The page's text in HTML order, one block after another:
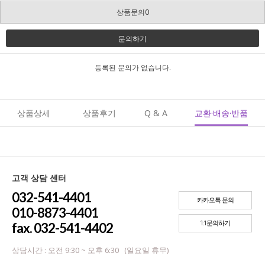
상품문의0
문의하기
등록된 문의가 없습니다.
상품상세 상품후기 Q & A 교환·배송·반품
고객 상담 센터
032-541-4401
010-8873-4401
fax. 032-541-4402
상담시간 : 오전 9:30 ~ 오후 6:30 (일요일 휴무)
카카오톡 문의
1:1문의하기